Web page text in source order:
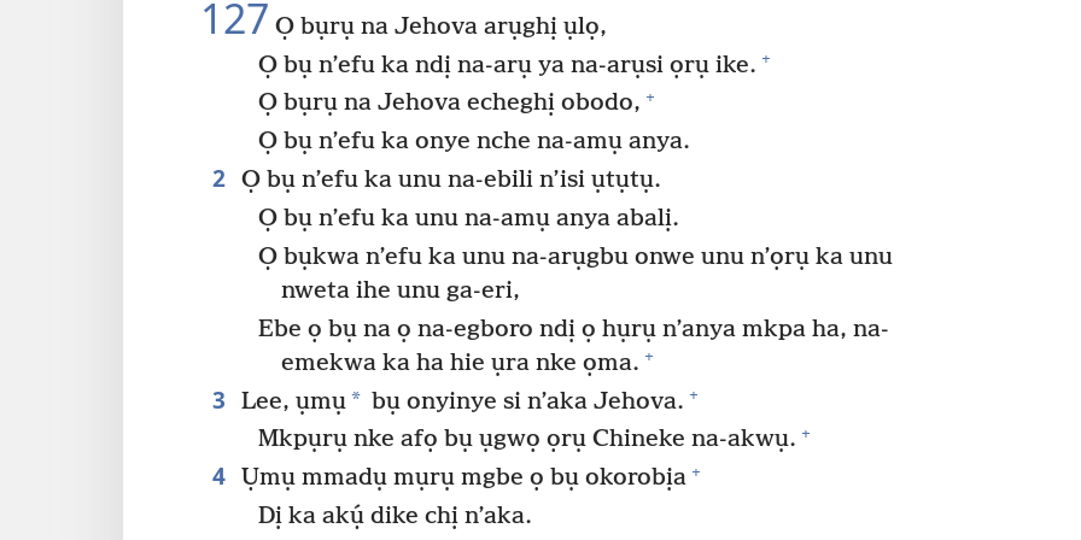
127 Ọ bụrụ na Jehova arụghị ụlọ,
Ọ bụ n’efu ka ndị na-arụ ya na-arụsi ọrụ ike. +
Ọ bụrụ na Jehova echeghị obodo, +
Ọ bụ n’efu ka onye nche na-amụ anya.
2 Ọ bụ n’efu ka unu na-ebili n’isi ụtụtụ.
Ọ bụ n’efu ka unu na-amụ anya abalị.
Ọ bụkwa n’efu ka unu na-arụgbu onwe unu n’ọrụ ka unu
nweta ihe unu ga-eri,
Ebe ọ bụ na ọ na-egboro ndị ọ hụrụ n’anya mkpa ha, na-
emekwa ka ha hie ụra nke ọma. +
3 Lee, ụmụ* bụ onyinye si n’aka Jehova. +
Mkpụrụ nke afọ bụ ụgwọ ọrụ Chineke na-akwụ. +
4 Ụmụ mmadụ mụrụ mgbe ọ bụ okorobịa +
Dị ka akụ́ dike chị n’aka.